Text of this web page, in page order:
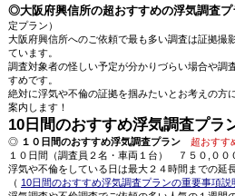
◎大阪府興信所の超おすすめの浮気調査プ
定プラン）
大阪府興信所へのご依頼で最も多い調査は証拠撮
ています。
調査対象者の怪しい予定が分かりづらい場合や調
すめです。
絶対に浮気や不倫の証拠を掴みたいとお考えの方
案内します！
10日間のおすすめ浮気調査プラ
◎ １０日間のおすすめ浮気調査プラン
超おすす
１０日間（調査員２名・車両１台） ７５０,００
浮気や不倫をしている日は最大２４時間までの延
（ 10日間のおすすめ浮気調査プランの重要事項説